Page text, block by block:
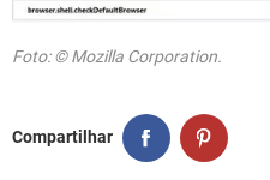
Foto: © Mozilla Corporation.
Compartilhar